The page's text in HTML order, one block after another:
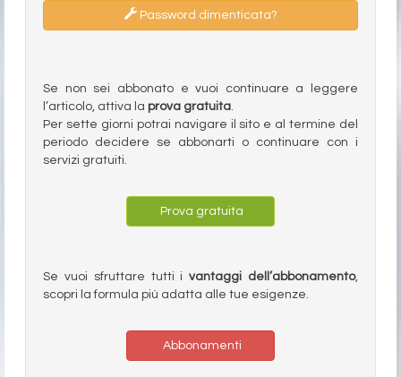
Password dimenticata?
Se non sei abbonato e vuoi continuare a leggere
l’articolo, attiva la prova gratuita.
Per sette giorni potrai navigare il sito e al termine del
periodo decidere se abbonarti o continuare con i
servizi gratuiti.
Prova gratuita
Se vuoi sfruttare tutti ivantaggi dell’abbonamento,
scopri la formula più adatta alle tue esigenze.
Abbonamenti